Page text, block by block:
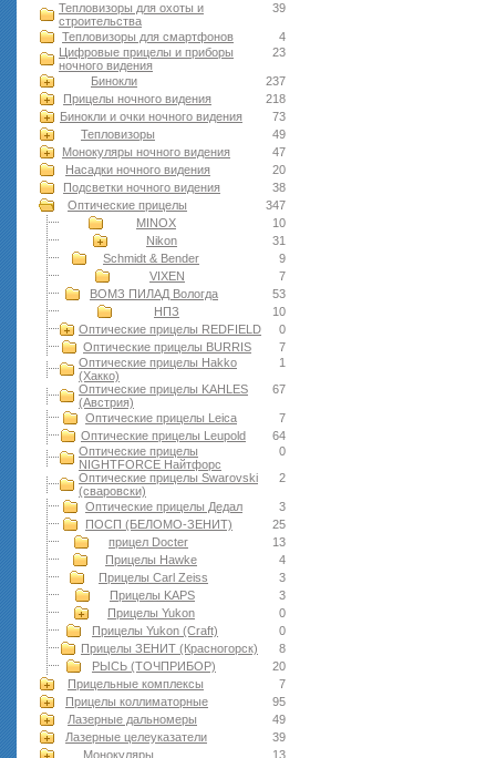
39
Тепловизоры для охоты и
строительства
4
Тепловизоры для смартфонов
23
Цифровые прицелы и приборы
ночного видения
237
Бинокли
218
Прицелы ночного видения
73
Бинокли и очки ночного видения
49
Тепловизоры
47
Монокуляры ночного видения
20
Насадки ночного видения
38
Подсветки ночного видения
347
Оптические прицелы
10
MINOX
31
Nikon
9
Schmidt & Bender
7
VIXEN
53
ВОМЗ ПИЛАД Вологда
10
НПЗ
0
Оптические прицелы REDFIELD
7
Оптические прицелы BURRIS
1
Оптические прицелы Hakko
(Хакко)
67
Оптические прицелы KAHLES
(Австрия)
7
Оптические прицелы Leica
64
Оптические прицелы Leupold
0
Оптические прицелы
NIGHTFORCE Найтфорс
2
Оптические прицелы Swarovski
(сваровски)
3
Оптические прицелы Дедал
25
ПОСП (БЕЛОМО-ЗЕНИТ)
13
прицел Docter
4
Прицелы Hawke
3
Прицелы Carl Zeiss
3
Прицелы KAPS
0
Прицелы Yukon
0
Прицелы Yukon (Craft)
8
Прицелы ЗЕНИТ (Красногорск)
20
РЫСЬ (ТОЧПРИБОР)
7
Прицельные комплексы
95
Прицелы коллиматорные
49
Лазерные дальномеры
39
Лазерные целеуказатели
13
Монокуляры